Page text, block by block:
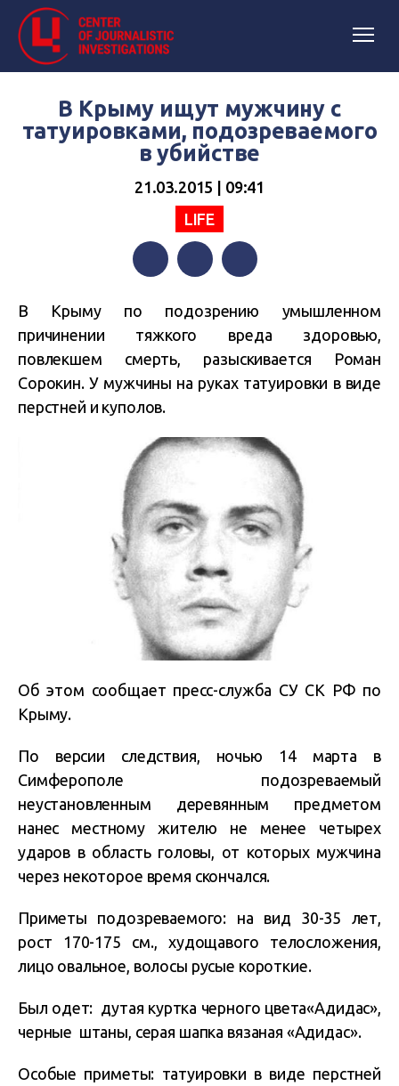
В Крыму ищут мужчину с
татуировками, подозреваемого
в убийстве
21.03.2015 | 09:41
LIFE
В Крыму по подозрению умышленном
причинении тяжкого вреда здоровью,
повлекшем смерть, разыскивается Роман
Сорокин. У мужчины на руках татуировки в виде
перстней и куполов.
Об этом сообщает пресс-служба СУ СК РФ по
Крыму.
По версии следствия, ночью 14 марта в
Симферополе подозреваемый
неустановленным деревянным предметом
нанес местному жителю не менее четырех
ударов в область головы, от которых мужчина
через некоторое время скончался.
Приметы подозреваемого: на вид 30-35 лет,
рост 170-175 см., худощавого телосложения,
лицо овальное, волосы русые короткие.
Был одет: дутая куртка черного цвета«Адидас»,
черные штаны, серая шапка вязаная «Адидас».
Особые приметы: татуировки в виде перстней